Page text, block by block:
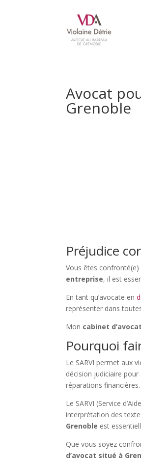
Avocat
Grenoble
Préjudice
Vous êtes confronté(e)
entreprise, il est
En tant qu’avocate en
représenter dans
Mon cabinet
Pourquoi
Le SARVI permet aux
décision judiciaire
réparations financières.
Le SARVI (Service
interprétation des
Grenoble est
Que vous soyez
d’avocat situé à